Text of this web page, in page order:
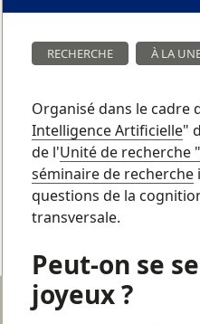
RECHERCHE À LA
Organisé dans le cadre
Intelligence Artificielle"
de l'Unité de recherche
séminaire de recherche
questions de la
transversale.
Peut-on se
joyeux ?